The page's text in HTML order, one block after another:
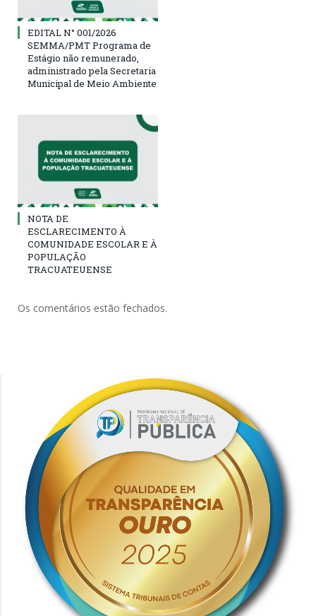
EDITAL N° 001/2026
SEMMA/PMT Programa de
Estágio não remunerado,
administrado pela Secretaria
Municipal de Meio Ambiente
NOTA DE
ESCLARECIMENTO À
COMUNIDADE ESCOLAR E À
POPULAÇÃO
TRACUATEUENSE
Os comentários estão fechados.